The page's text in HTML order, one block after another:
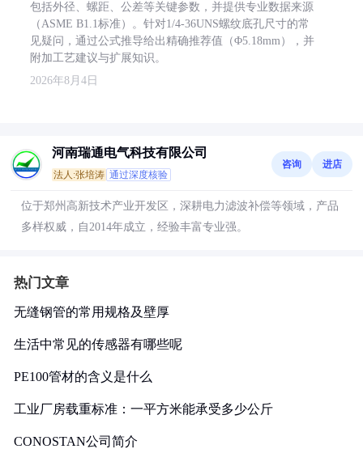
包括外径、螺距、公差等关键参数，并提供专业数据来源
（ASME B1.1标准）。针对1/4-36UNS螺纹底孔尺寸的常
见疑问，通过公式推导给出精确推荐值（Φ5.18mm），并
附加工艺建议与扩展知识。
2026年8月4日
河南瑞通电气科技有限公司
法人:张培涛 通过深度核验
咨询 进店
位于郑州高新技术产业开发区，深耕电力滤波补偿等领域，产品
多样权威，自2014年成立，经验丰富专业强。
热门文章
无缝钢管的常用规格及壁厚
生活中常见的传感器有哪些呢
PE100管材的含义是什么
工业厂房载重标准：一平方米能承受多少公斤
CONOSTAN公司简介